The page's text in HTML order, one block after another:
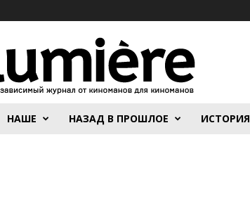
НАШЕ НАЗАД В ПРОШЛОЕ ИСТОРИЯ